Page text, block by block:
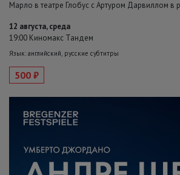
Марло в театре Глобус с Артуром Дарвиллом в
12 августа, среда
19:00 Киномакс Тандем
Язык: английский, русские субтитры
500 ₽